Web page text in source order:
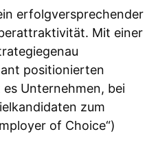
erfolgversprechender
Mit einer
positionierten
Unternehmen, bei
zum
of Choice“)